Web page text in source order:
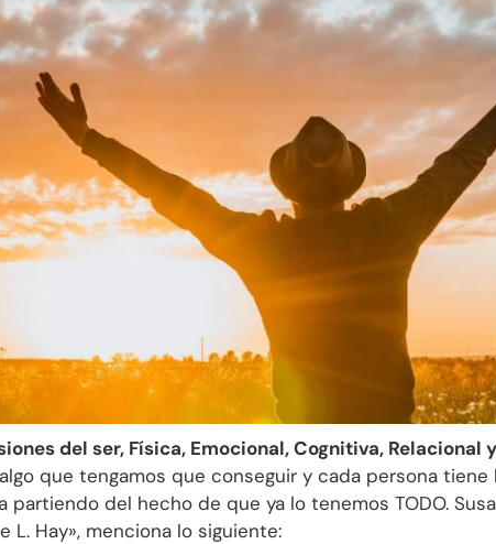
del ser, Física, Emocional, Cognitiva, Relacional
que tengamos que conseguir y cada persona
partiendo del hecho de que ya lo tenemos TODO.
L. Hay», menciona lo siguiente: